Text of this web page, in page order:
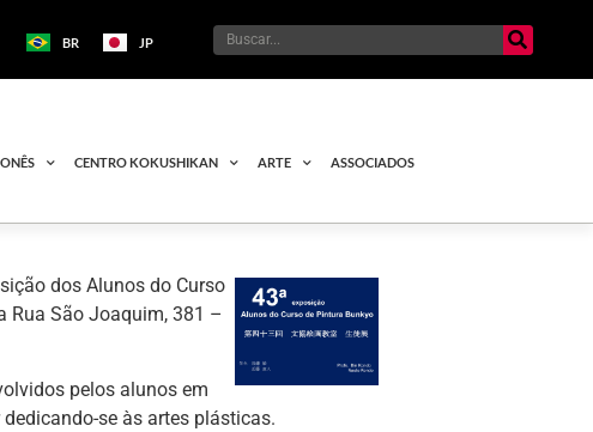
BR JP
CENTRO KOKUSHIKAN ARTE ASSOCIADOS
dos Alunos do Curso
Rua São Joaquim, 381 –
pelos alunos em
se às artes plásticas.